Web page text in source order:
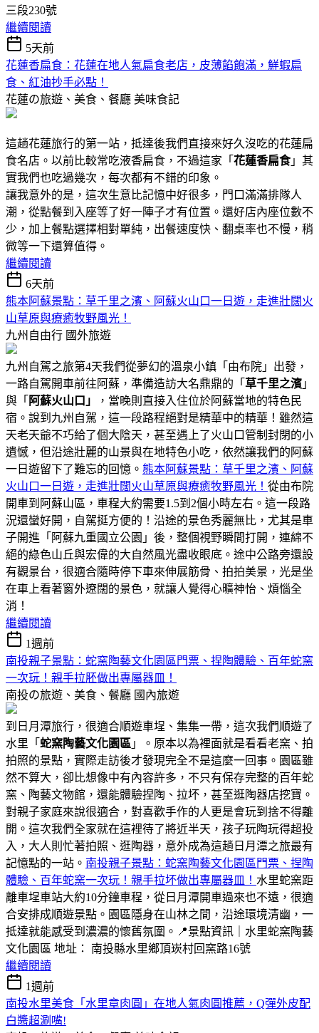
三段230號
繼續閱讀
5天前
花蓮香扁食：花蓮在地人氣扁食老店，皮薄餡飽滿，鮮蝦扁
食、紅油抄手必點！
花蓮の旅遊、美食、餐廳 美味食記
這趟花蓮旅行的第一站，抵達後我們直接來好久沒吃的花蓮扁
食名店。以前比較常吃液香扁食，不過這家「 花蓮香扁食」其
實我們也吃過幾次，每次都有不錯的印象。
讓我意外的是，這次生意比記憶中好很多，門口滿滿排隊人
潮，從點餐到入座等了好一陣子才有位置。還好店內座位數不
少，加上餐點選擇相對單純，出餐速度快、翻桌率也不慢，稍
微等一下還算值得。
繼續閱讀
6天前
熊本阿蘇景點：草千里之濱、阿蘇火山口一日遊，走進壯闊火
山草原與療癒牧野風光！
九州自由行 國外旅遊
九州自駕之旅第4天我們從夢幻的溫泉小鎮「由布院」出發，
一路自駕開車前往阿蘇，準備造訪大名鼎鼎的「 草千里之濱 」
與「 阿蘇火山口」
，當晚則直接入住位於阿蘇當地的特色民
宿。說到九州自駕，這一段路程絕對是精華中的精華！雖然這
天老天爺不巧給了個大陰天，甚至遇上了火山口管制封閉的小
遺憾，但沿途壯麗的山景與在地特色小吃，依然讓我們的阿蘇
一日遊留下了難忘的回憶。 熊本阿蘇景點：草千里之濱、阿蘇
火山口一日遊，走進壯闊火山草原與療癒牧野風光！ 從由布院
開車到阿蘇山區，車程大約需要1.5到2個小時左右。這一段路
況還蠻好開，自駕挺方便的！沿途的景色秀麗無比，尤其是車
子開進「阿蘇九重國立公園」後，整個視野瞬間打開，連綿不
絕的綠色山丘與宏偉的大自然風光盡收眼底。途中公路旁還設
有觀景台，很適合隨時停下車來伸展筋骨、拍拍美景，光是坐
在車上看著窗外遼闊的景色，就讓人覺得心曠神怡、煩惱全
消！
繼續閱讀
1週前
南投親子景點：蛇窯陶藝文化園區門票、捏陶體驗、百年蛇窯
一次玩！親手拉胚做出專屬器皿！
南投の旅遊、美食、餐廳 國內旅遊
到日月潭旅行，很適合順遊車埕、集集一帶，這次我們順遊了
水里「 蛇窯陶藝文化園區 」。原本以為裡面就是看看老窯、拍
拍照的景點，實際走訪後才發現完全不是這麼一回事。園區雖
然不算大，卻比想像中有內容許多，不只有保存完整的百年蛇
窯、陶藝文物館，還能體驗捏陶、拉坏，甚至逛陶器店挖寶。
對親子家庭來說很適合，對喜歡手作的人更是會玩到捨不得離
開。這次我們全家就在這裡待了將近半天，孩子玩陶玩得超投
入，大人則忙著拍照、逛陶器，意外成為這趟日月潭之旅最有
記憶點的一站。 南投親子景點：蛇窯陶藝文化園區門票、捏陶
體驗、百年蛇窯一次玩！親手拉坏做出專屬器皿！ 水里蛇窯距
離車埕車站大約10分鐘車程，從日月潭開車過來也不遠，很適
合安排成順遊景點。園區隱身在山林之間，沿途環境清幽，一
抵達就能感受到濃濃的懷舊氛圍。📍景點資訊｜水里蛇窯陶藝
文化園區 地址： 南投縣水里鄉頂崁村回窯路16號
繼續閱讀
1週前
南投水里美食「水里章肉圓」在地人氣肉圓推薦，Q彈外皮配
白醬超涮嘴!